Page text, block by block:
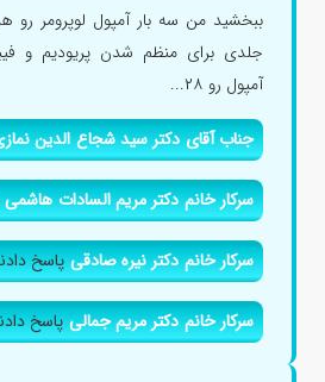
جلدی برای منظم شدن پریودیم و
آمپول رو ۲۸...
جناب آقای دکتر سید شجاع الدین
سرکار خانم دکتر مریم السادات هاشمی
سرکار خانم دکتر نیره صادقیپاسخ
سرکار خانم دکتر مریم جمالیپاسخ